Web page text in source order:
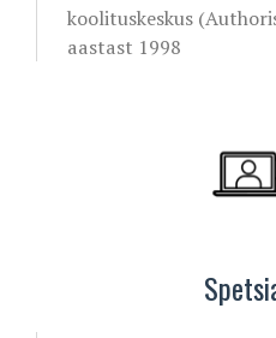
koolituskeskus
aastast 1998